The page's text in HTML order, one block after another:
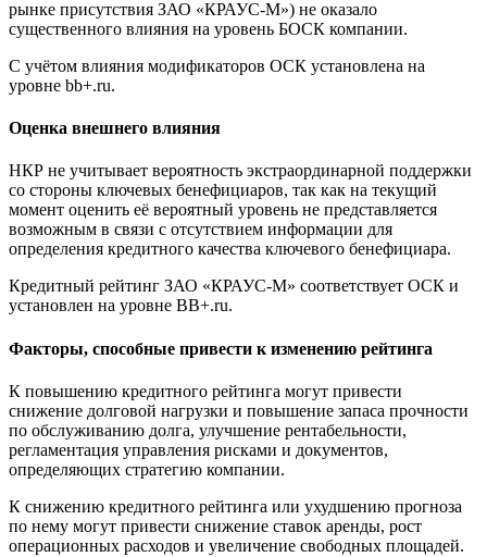
рынке присутствия ЗАО «КРАУС-М») не оказало
существенного влияния на уровень БОСК компании.
С учётом влияния модификаторов ОСК установлена на
уровне bb+.ru.
Оценка внешнего влияния
НКР не учитывает вероятность экстраординарной поддержки
со стороны ключевых бенефициаров, так как на текущий
момент оценить её вероятный уровень не представляется
возможным в связи с отсутствием информации для
определения кредитного качества ключевого бенефициара.
Кредитный рейтинг ЗАО «КРАУС-М» соответствует ОСК и
установлен на уровне BB+.ru.
Факторы, способные привести к изменению рейтинга
К повышению кредитного рейтинга могут привести
снижение долговой нагрузки и повышение запаса прочности
по обслуживанию долга, улучшение рентабельности,
регламентация управления рисками и документов,
определяющих стратегию компании.
К снижению кредитного рейтинга или ухудшению прогноза
по нему могут привести снижение ставок аренды, рост
операционных расходов и увеличение свободных площадей.